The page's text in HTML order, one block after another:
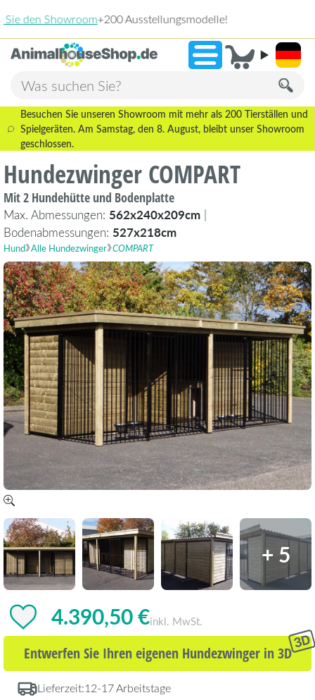
»2.238 Bewertungen!
Besuchen Sie unseren Showroom mit mehr als 200 Tierställen und
Spielgeräten. Am Samstag, den 8. August, bleibt unser Showroom
geschlossen.
Hundezwinger COMPART
Mit 2 Hundehütte und Bodenplatte
Max. Abmessungen: 562x240x209cm |
Bodenabmessungen: 527x218cm
Hund Alle Hundezwinger COMPART
+ 5
4.390,50 €inkl. MwSt.
Entwerfen Sie Ihren eigenen Hundezwinger in 3D
Lieferzeit:12-17 Arbeitstage